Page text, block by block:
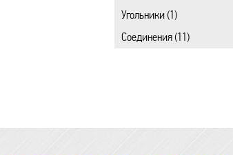
Угольники (1)
Соединения (11)